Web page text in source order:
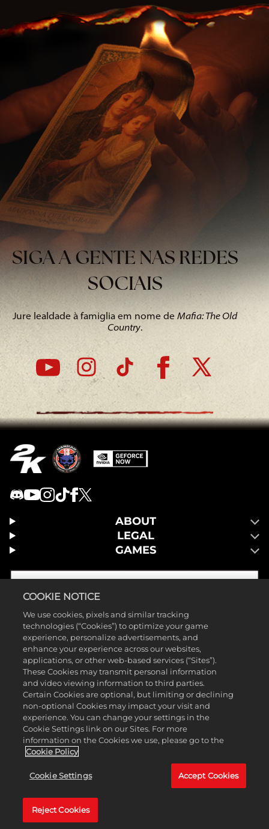
SIGA A GENTE NAS REDES
SOCIAIS
Jure lealdade à famiglia em nome de Mafia: The Old
Country.
ABOUT
LEGAL
GAMES
©2025 Take-Two Interactive Software, Inc. Publicado por 2K Games.
Desenvolvido por Hangar 13. Mafia, Take-Two Interactive Software,
2K, Hangar 13 e seus logotipos são marcas comerciais da Take-Two
Interactive Software, Inc. Todas as outras marcas registradas e
comerciais são de propriedade de seus detentores. Todos os direitos
reservados.
COOKIE NOTICE
We use cookies, pixels and similar tracking
technologies (“Cookies”) to optimize your game
experience, personalize advertisements, and
enhance your experience across our websites,
applications, or other web-based services (“Sites”).
These Cookies may transmit personal information
and video viewing information to third parties.
Certain Cookies are optional, but limiting or declining
non-optional Cookies may impact your visit and
experience. You can change your settings in the
Cookie Settings link on our Sites. For more
information on the Cookies we use, please go to the
Cookie Policy
Cookie Settings Accept Cookies
Reject Cookies